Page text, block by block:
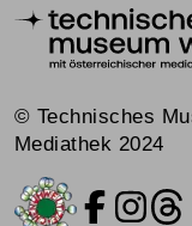
© Technisches
Mediathek 2024